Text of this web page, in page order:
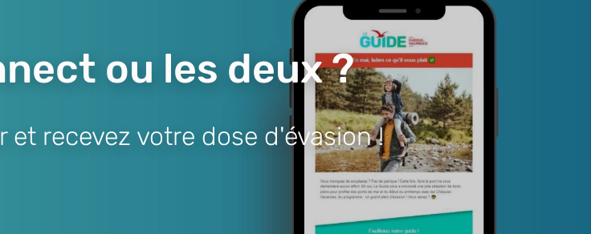
ou les deux ?
recevez votre dose d'évasion !